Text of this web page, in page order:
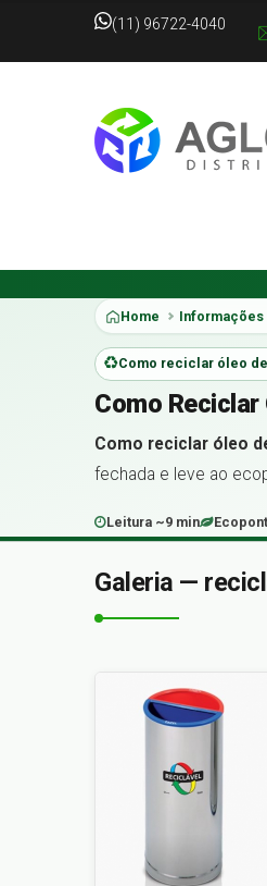
(11) 96722-4040
Home
Informações
Como reciclar óleo
Como
Como reciclar óleo
fechada e leve ao
Leitura ~9 min
Galeria —